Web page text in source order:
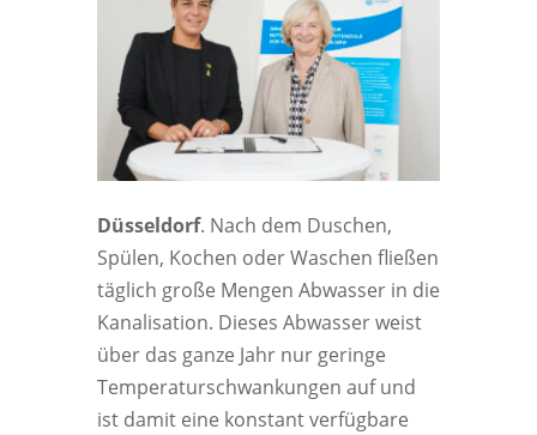
Düsseldorf. Nach dem Duschen,
Spülen, Kochen oder Waschen fließen
täglich große Mengen Abwasser in die
Kanalisation. Dieses Abwasser weist
über das ganze Jahr nur geringe
Temperaturschwankungen auf und
ist damit eine konstant verfügbare